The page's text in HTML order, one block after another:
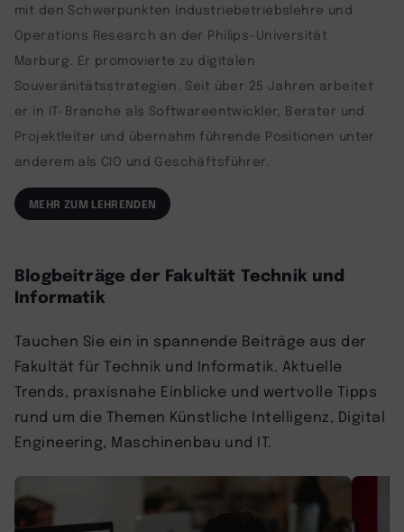
mit den Schwerpunkten Industriebetriebslehre und
Operations Research an der Philips-Universität
Marburg. Er promovierte zu digitalen
Souveränitätsstrategien. Seit über 25 Jahren arbeitet
er in IT-Branche als Softwareentwickler, Berater und
Projektleiter und übernahm führende Positionen unter
anderem als CIO und Geschäftsführer.
MEHR ZUM LEHRENDEN
Blogbeiträge der Fakultät Technik und
Informatik
Tauchen Sie ein in spannende Beiträge aus der
Fakultät für Technik und Informatik. Aktuelle
Trends, praxisnahe Einblicke und wertvolle Tipps
rund um die Themen Künstliche Intelligenz, Digital
Engineering, Maschinenbau und IT.